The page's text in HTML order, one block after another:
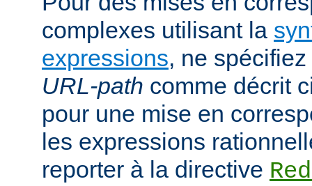
complexes utilisant la
expressions, ne
URL-path comme décrit
pour une mise en
les expressions
reporter à la directive